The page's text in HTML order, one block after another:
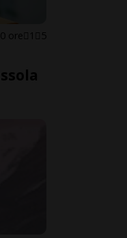
ore 1 5